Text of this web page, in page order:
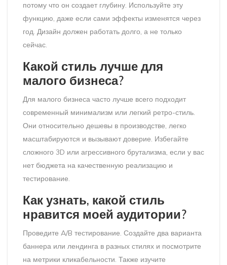
потому что он создает глубину. Используйте эту
функцию, даже если сами эффекты изменятся через
год. Дизайн должен работать долго, а не только
сейчас.
Какой стиль лучше для
малого бизнеса?
Для малого бизнеса часто лучше всего подходит
современный минимализм или легкий ретро-стиль.
Они относительно дешевы в производстве, легко
масштабируются и вызывают доверие. Избегайте
сложного 3D или агрессивного брутализма, если у вас
нет бюджета на качественную реализацию и
тестирование.
Как узнать, какой стиль
нравится моей аудитории?
Проведите A/B тестирование. Создайте два варианта
баннера или лендинга в разных стилях и посмотрите
на метрики кликабельности. Также изучите